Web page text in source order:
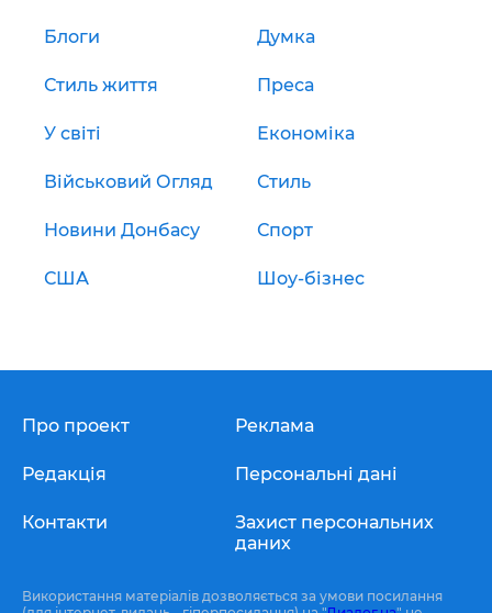
Блоги Думка
Стиль життя Преса
У світі Економіка
Військовий Огляд Стиль
Новини Донбасу Спорт
США Шоу-бізнес
Про проект
Редакція
Контакти
Реклама
Персональні дані
Захист персональних
даних
Використання матеріалів дозволяється за умови посилання